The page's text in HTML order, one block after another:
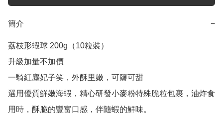
簡介 −
荔枝形蝦球 200g（10粒裝）
升級加量不加價
一騎紅塵妃子笑，外酥里嫩，可鹽可甜
選用優質鮮嫩海蝦，精心研發小麥粉特殊脆粒包裹，油炸食
用時，酥脆的豐富口感，伴隨蝦的鮮味。